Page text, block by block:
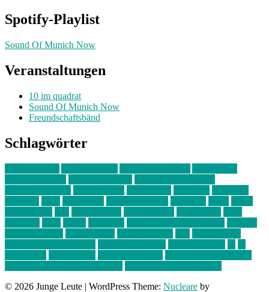
Spotify-Playlist
Sound Of Munich Now
Veranstaltungen
10 im quadrat
Sound Of Munich Now
Freundschaftsbänd
Schlagwörter
© 2026 Junge Leute | WordPress Theme: Nucleare by